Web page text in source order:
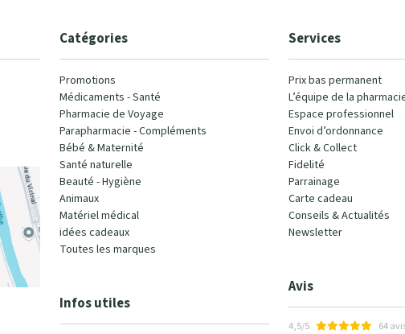
Catégories
Promotions
Médicaments - Santé
Pharmacie de Voyage
Parapharmacie - Compléments
Bébé & Maternité
Santé naturelle
Beauté - Hygiène
Animaux
Matériel médical
idées cadeaux
Toutes les marques
Infos utiles
Services
Prix bas permanent
L’équipe de la
Espace professionnel
Envoi d’ordonnance
Click & Collect
Fidelité
Parrainage
Carte cadeau
Conseils & Actualités
Newsletter
Avis
4,5/5 64